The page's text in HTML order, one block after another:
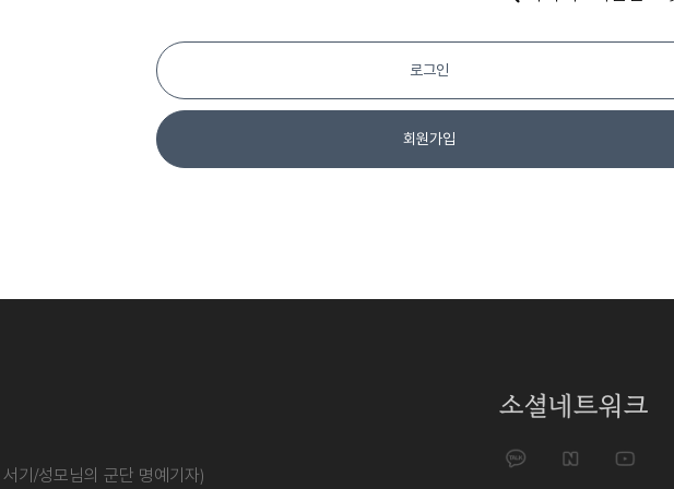
로그인
회원가입
기/성모님의 군단 명예기자)
소셜네트워크